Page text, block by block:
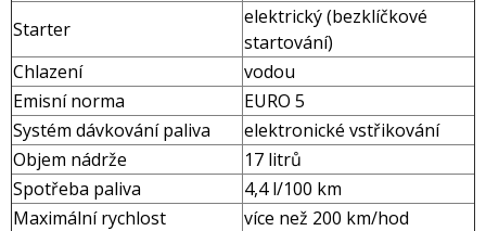
Starter
elektrický (bezklíčkové
startování)
Chlazení
vodou
Emisní norma
EURO 5
Systém dávkování paliva
elektronické vstřikování
Objem nádrže
17 litrů
Spotřeba paliva
4,4 l/100 km
Maximální rychlost
více než 200 km/hod